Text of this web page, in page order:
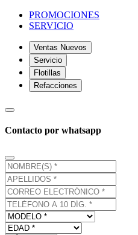
PROMOCIONES
SERVICIO
Ventas Nuevos
Servicio
Flotillas
Refacciones
Contacto por whatsapp